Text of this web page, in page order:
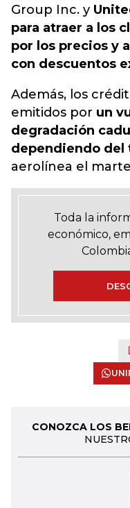
Group Inc. y
para atraer a los
por los precios y
con descuentos
Además, los
emitidos por un
degradación
dependiendo del
aerolínea el
Toda la
económico,
CONOZCA LOS